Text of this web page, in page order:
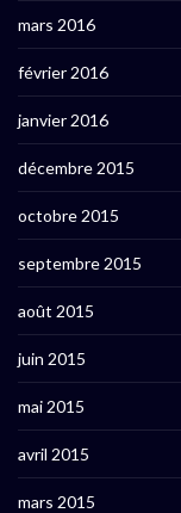
mars 2016
février 2016
janvier 2016
décembre 2015
octobre 2015
septembre 2015
août 2015
juin 2015
mai 2015
avril 2015
mars 2015